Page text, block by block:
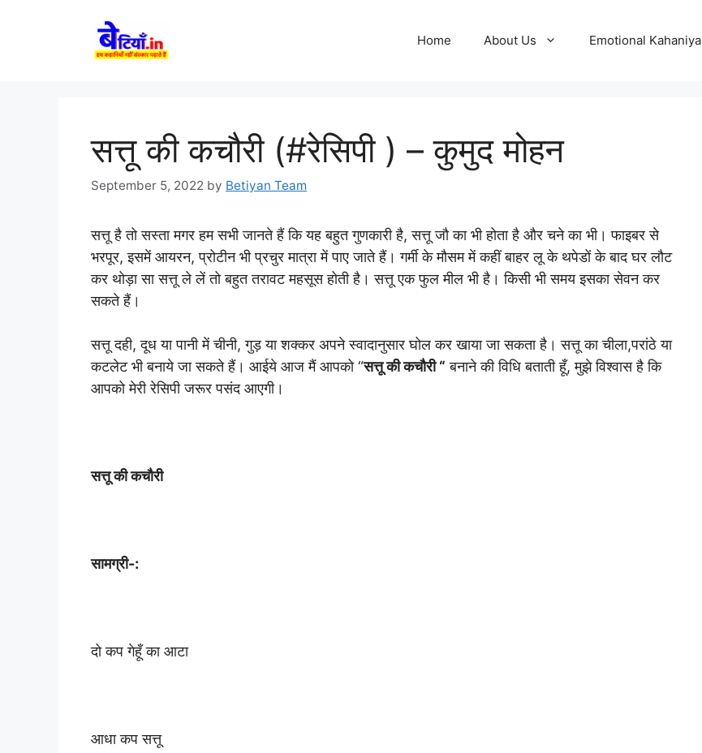
Home About Us Emotional Kahaniya
सत्तू की कचौरी (#रेसिपी ) – कुमुद मोहन
September 5, 2022 by Betiyan Team
सत्तू है तो सस्ता मगर हम सभी जानते हैं कि यह बहुत गुणकारी है, सत्तू जौ का भी होता है और चने का भी। फाइबर से
भरपूर, इसमें आयरन, प्रोटीन भी प्रचुर मात्रा में पाए जाते हैं। गर्मी के मौसम में कहीं बाहर लू के थपेडों के बाद घर लौट
कर थोड़ा सा सत्तू ले लें तो बहुत तरावट महसूस होती है। सत्तू एक फुल मील भी है। किसी भी समय इसका सेवन कर
सकते हैं।
सत्तू दही, दूध या पानी में चीनी, गुड़ या शक्कर अपने स्वादानुसार घोल कर खाया जा सकता है। सत्तू का चीला,परांठे या
कटलेट भी बनाये जा सकते हैं। आईये आज मैं आपको “सत्तू की कचौरी “ बनाने की विधि बताती हूँ, मुझे विश्वास है कि
आपको मेरी रेसिपी जरूर पसंद आएगी।
सत्तू की कचौरी
सामग्री-:
दो कप गेहूँ का आटा
आधा कप सत्तू